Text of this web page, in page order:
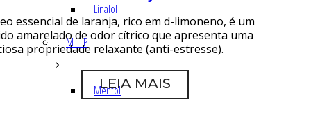
Linalol
M – P
Mentol
essencial de laranja, rico em d-limoneno, é um
amarelado de odor cítrico que apresenta uma
propriedade relaxante (anti-estresse).
LEIA MAIS